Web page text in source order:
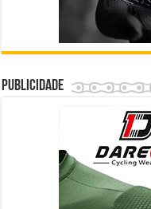
Publicidade